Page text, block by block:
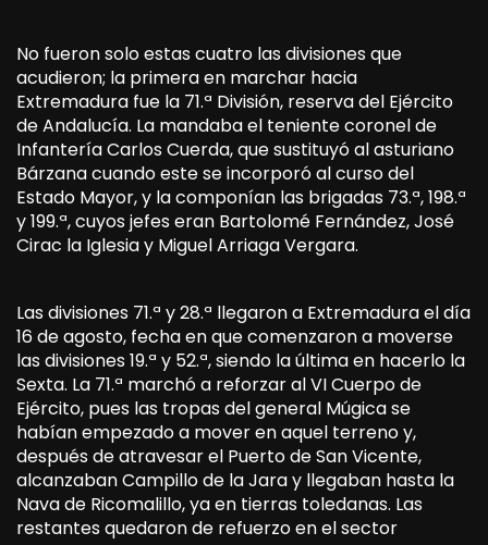
No fueron solo estas cuatro las divisiones que
acudieron; la primera en marchar hacia
Extremadura fue la 71.ª División, reserva del Ejército
de Andalucía. La mandaba el teniente coronel de
Infantería Carlos Cuerda, que sustituyó al asturiano
Bárzana cuando este se incorporó al curso del
Estado Mayor, y la componían las brigadas 73.ª, 198.ª
y 199.ª, cuyos jefes eran Bartolomé Fernández, José
Cirac la Iglesia y Miguel Arriaga Vergara.
Las divisiones 71.ª y 28.ª llegaron a Extremadura el día
16 de agosto, fecha en que comenzaron a moverse
las divisiones 19.ª y 52.ª, siendo la última en hacerlo la
Sexta. La 71.ª marchó a reforzar al VI Cuerpo de
Ejército, pues las tropas del general Múgica se
habían empezado a mover en aquel terreno y,
después de atravesar el Puerto de San Vicente,
alcanzaban Campillo de la Jara y llegaban hasta la
Nava de Ricomalillo, ya en tierras toledanas. Las
restantes quedaron de refuerzo en el sector